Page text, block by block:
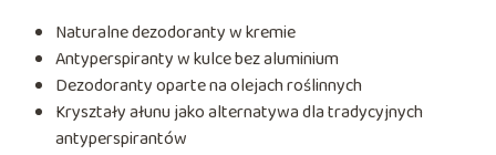
Naturalne dezodoranty w kremie
Antyperspiranty w kulce bez aluminium
Dezodoranty oparte na olejach roślinnych
Kryształy ałunu jako alternatywa dla tradycyjnych
antyperspirantów